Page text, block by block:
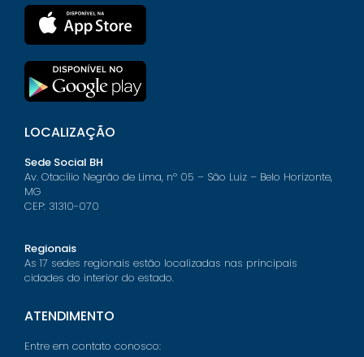
LOCALIZAÇÃO
Sede Social BH
Av. Otacílio Negrão de Lima, nº 05 – São Luiz – Belo Horizonte,
MG
CEP: 31310-070
Regionais
As 17 sedes regionais estão localizadas nas principais
cidades do interior do estado.
ATENDIMENTO
Entre em contato conosco: